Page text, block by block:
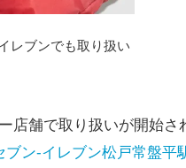
レブンでも取り扱い
店舗で取り扱いが開始さ
ブン-イレブン松戸常盤平